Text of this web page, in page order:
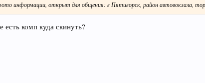
информации, открыт для общения: г Пятигорск, район автовокзала,
есть комп куда скинуть?